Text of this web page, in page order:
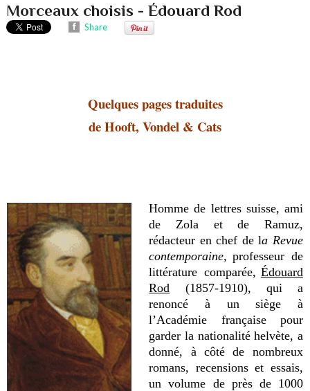
Morceaux choisis - Édouard Rod
Share
Quelques pages traduites
de Hooft, Vondel & Cats
Homme de lettres suisse, ami
de Zola et de Ramuz,
rédacteur en chef dela Revue
contemporaine, professeur de
littérature comparée, Édouard
Rod (1857-1910), qui a
renoncé à un siège à
l’Académie française pour
garder la nationalité helvète, a
donné, à côté de nombreux
romans, recensions et essais,
un volume de près de 1000